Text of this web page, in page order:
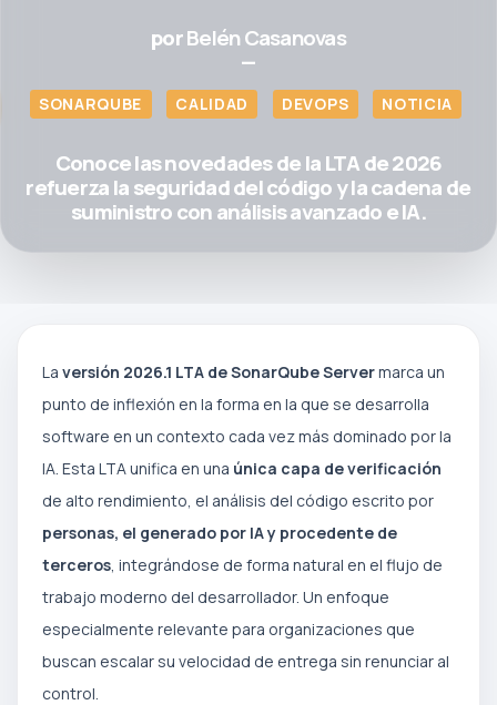
porBelén Casanovas
—
SONARQUBE CALIDAD DEVOPS NOTICIA
Conoce las novedades de la LTA de 2026
refuerza la seguridad del código y la cadena de
suministro con análisis avanzado e IA.
La versión 2026.1 LTA de SonarQube Servermarca un
punto de inflexión en la forma en la que se desarrolla
software en un contexto cada vez más dominado por la
IA. Esta LTA unifica en una única capa de verificación
de alto rendimiento, el análisis del código escrito por
personas, el generado por IA y procedente de
terceros, integrándose de forma natural en el flujo de
trabajo moderno del desarrollador. Un enfoque
especialmente relevante para organizaciones que
buscan escalar su velocidad de entrega sin renunciar al
control.